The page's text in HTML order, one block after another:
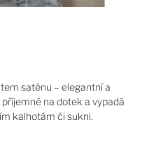
saténu – elegantní a
na dotek a vypadá
kalhotám či sukni.